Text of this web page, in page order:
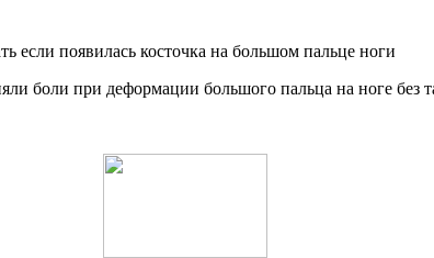
боли при деформации большого пальца на ноге без